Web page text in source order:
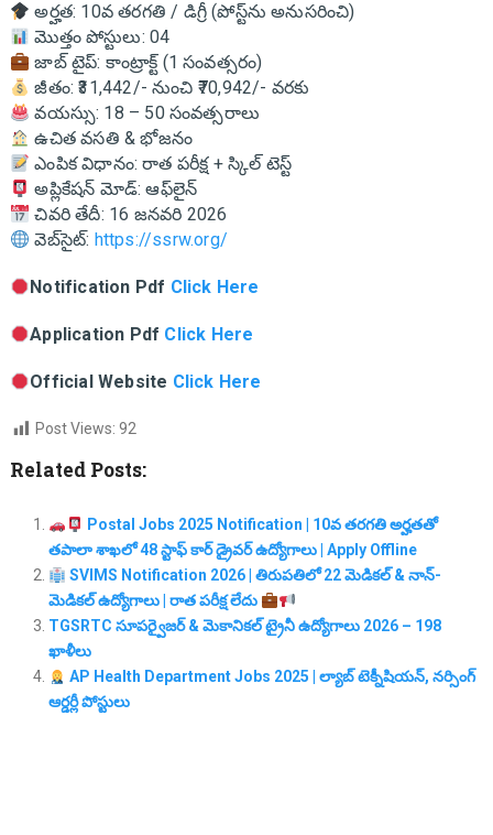
అర్హత: 10వ తరగతి / డిగ్రీ (పోస్ట్‌ను అనుసరించి)
మొత్తం పోస్టులు: 04
జాబ్ టైప్: కాంట్రాక్ట్ (1 సంవత్సరం)
జీతం: ₹31,442/- నుంచి ₹70,942/- వరకు
వయస్సు: 18 – 50 సంవత్సరాలు
ఉచిత వసతి & భోజనం
ఎంపిక విధానం: రాత పరీక్ష + స్కిల్ టెస్ట్
అప్లికేషన్ మోడ్: ఆఫ్‌లైన్
చివరి తేదీ: 16 జనవరి 2026
వెబ్‌సైట్: https://ssrw.org/
Notification Pdf Click Here
Application Pdf Click Here
Official Website Click Here
Post Views: 92
Related Posts:
Postal Jobs 2025 Notification | 10వ తరగతి అర్హతతో
తపాలా శాఖలో 48 స్టాఫ్ కార్ డ్రైవర్ ఉద్యోగాలు | Apply Offline
SVIMS Notification 2026 | తిరుపతిలో 22 మెడికల్ & నాన్-
మెడికల్ ఉద్యోగాలు | రాత పరీక్ష లేదు
TGSRTC సూపర్వైజర్ & మెకానికల్ ట్రైనీ ఉద్యోగాలు 2026 – 198
ఖాళీలు
AP Health Department Jobs 2025 | ల్యాబ్ టెక్నీషియన్, నర్సింగ్
ఆర్డర్లీ పోస్టులు